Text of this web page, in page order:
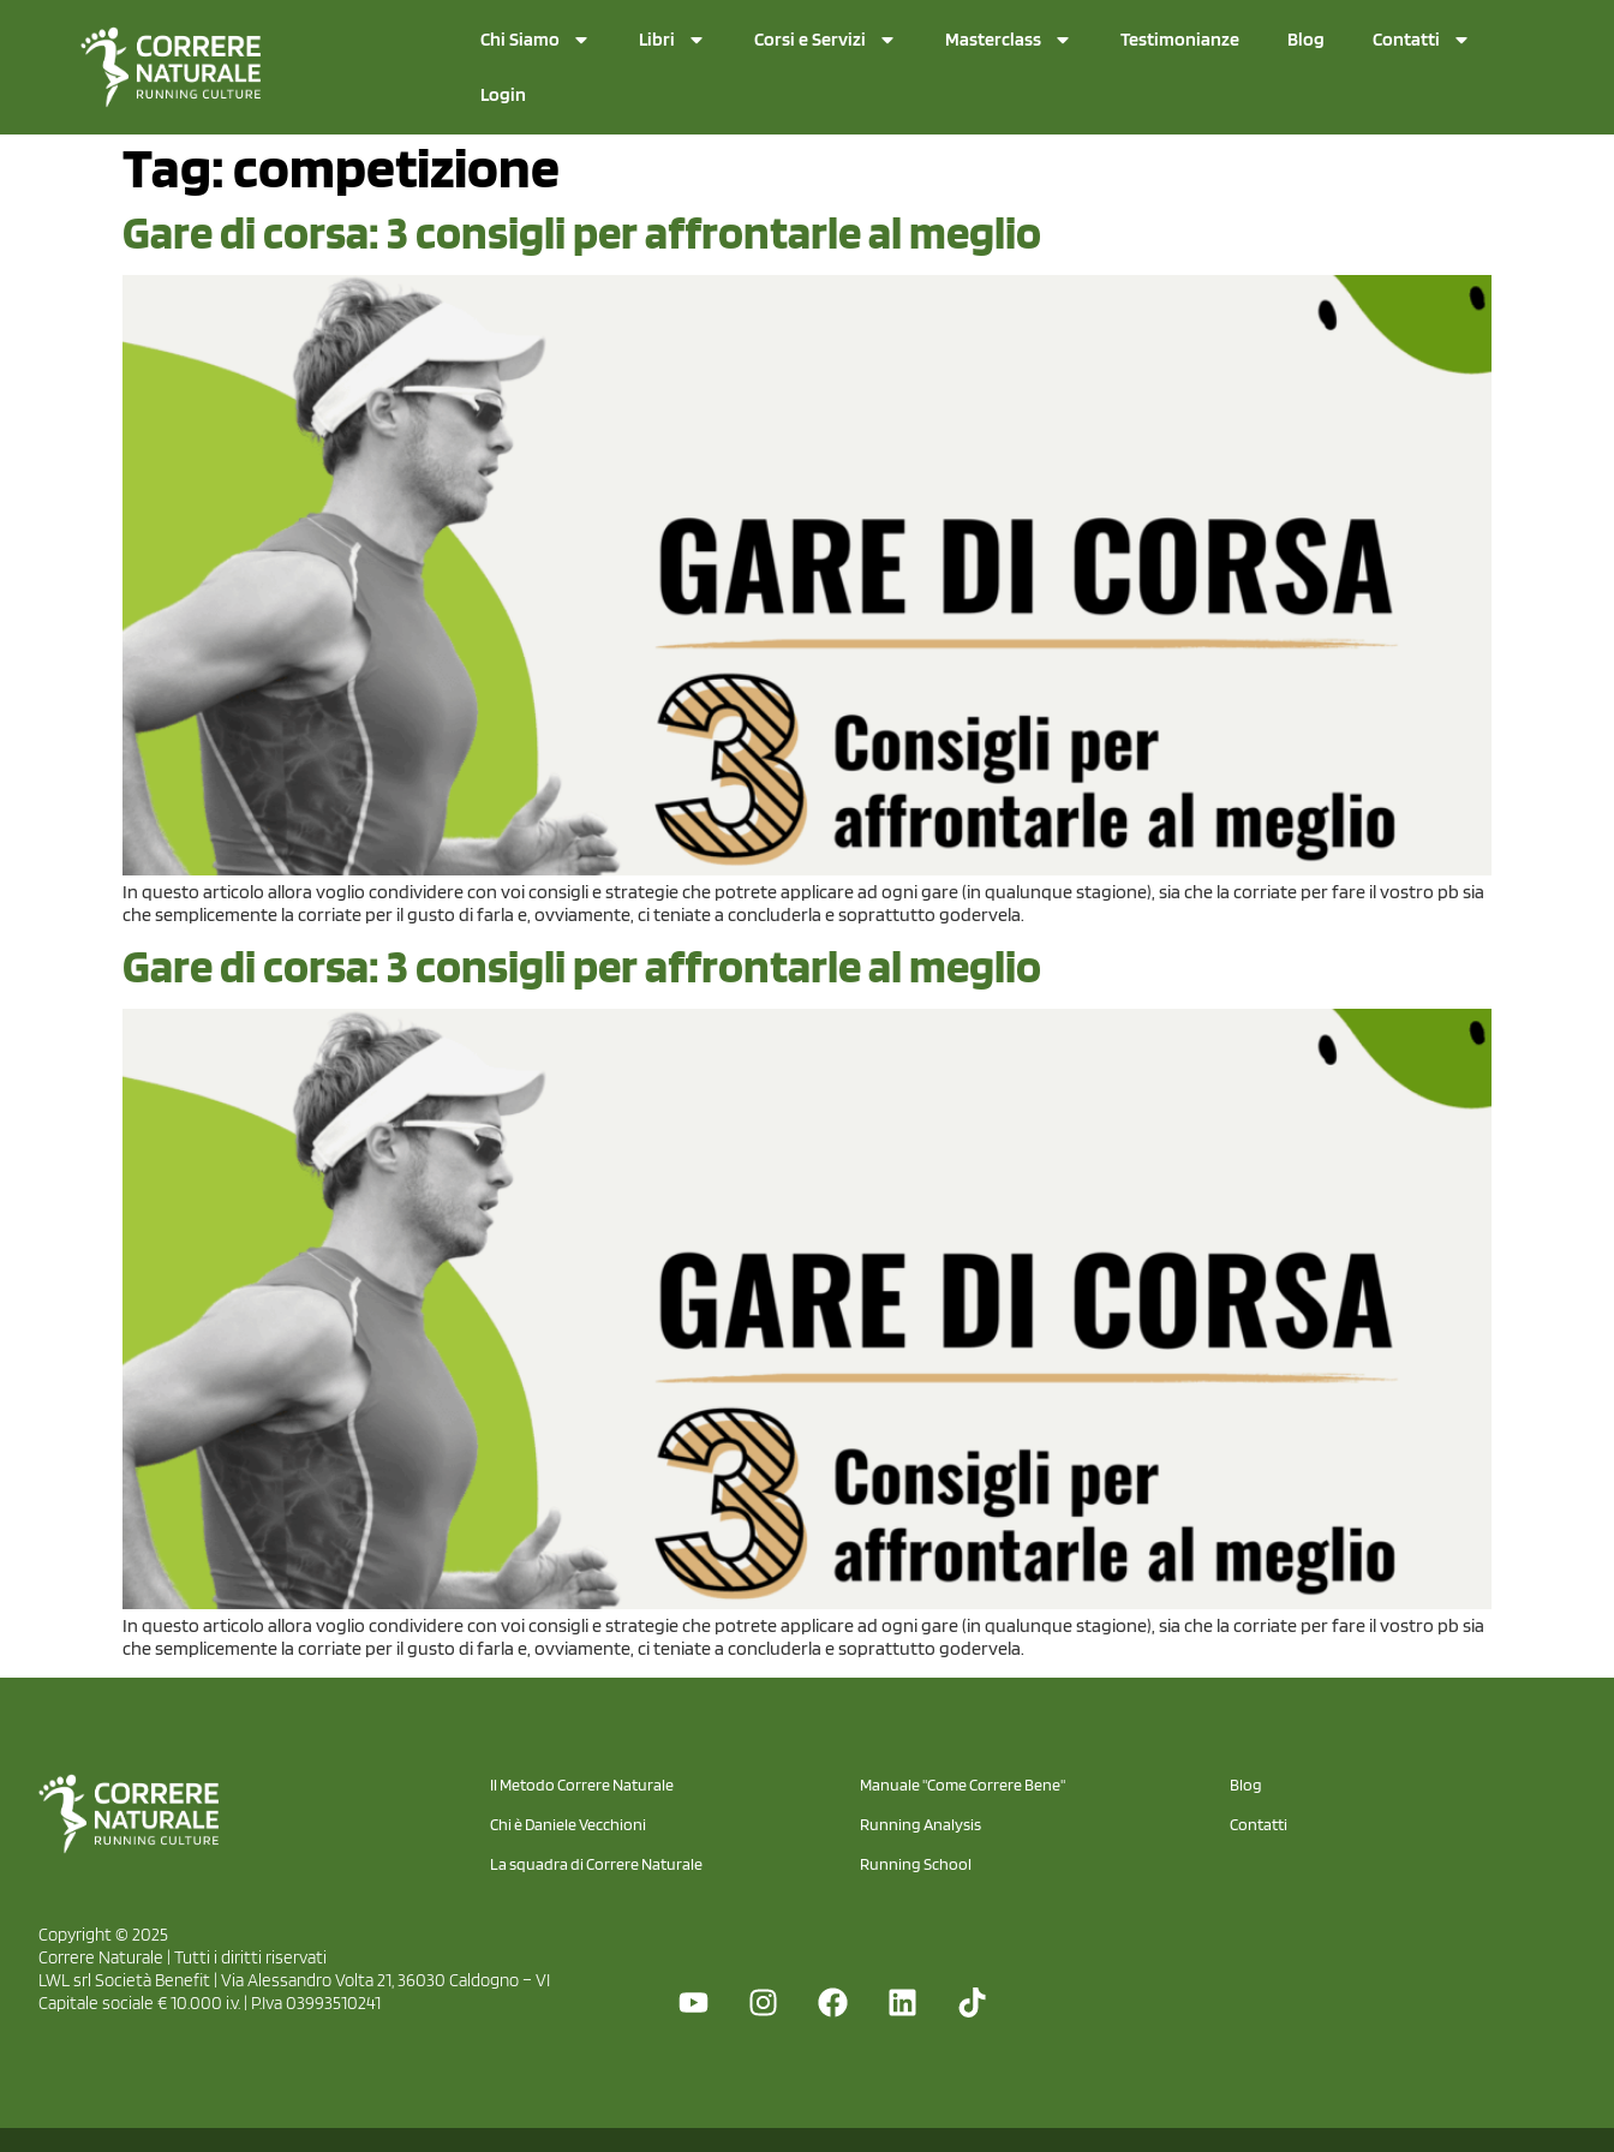
Chi Siamo Libri Corsi e Servizi Masterclass Testimonianze Blog Contatti
Login
Tag:competizione
Gare di corsa: 3 consigli per affrontarle al meglio
In questo articolo allora voglio condividere con voi consigli e strategie che potrete applicare ad ogni gare (in qualunque stagione), sia che la corriate per fare il vostro pb sia
che semplicemente la corriate per il gusto di farla e, ovviamente, ci teniate a concluderla e soprattutto godervela.
Gare di corsa: 3 consigli per affrontarle al meglio
In questo articolo allora voglio condividere con voi consigli e strategie che potrete applicare ad ogni gare (in qualunque stagione), sia che la corriate per fare il vostro pb sia
che semplicemente la corriate per il gusto di farla e, ovviamente, ci teniate a concluderla e soprattutto godervela.
Il Metodo Correre Naturale
Chi è Daniele Vecchioni
La squadra di Correre Naturale
Manuale "Come Correre Bene"
Running Analysis
Running School
Blog
Contatti
Copyright © 2025
Correre Naturale | Tutti i diritti riservati
LWL srl Società Benefit | Via Alessandro Volta 21, 36030 Caldogno – VI
Capitale sociale € 10.000 i.v. | P.Iva 03993510241